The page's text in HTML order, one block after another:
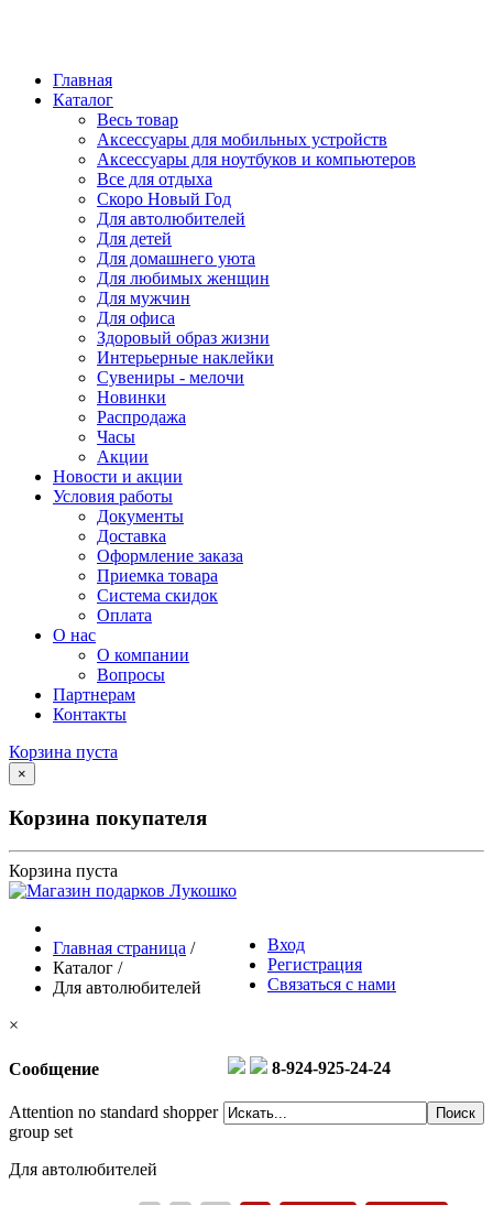
Главная
Каталог
Весь товар
Аксессуары для мобильных устройств
Аксессуары для ноутбуков и компьютеров
Все для отдыха
Скоро Новый Год
Для автолюбителей
Для детей
Для домашнего уюта
Для любимых женщин
Для мужчин
Для офиса
Здоровый образ жизни
Интерьерные наклейки
Сувениры - мелочи
Новинки
Распродажа
Часы
Акции
Новости и акции
Условия работы
Документы
Доставка
Оформление заказа
Приемка товара
Система скидок
Оплата
О нас
О компании
Вопросы
Партнерам
Контакты
Корзина пуста
×
Корзина покупателя
Корзина пуста
Вход
Регистрация
Связаться с нами
8-924-925-24-24
Главная страница /
Каталог /
Для автолюбителей
×
Сообщение
Attention no standard shopper
group set
Для автолюбителей